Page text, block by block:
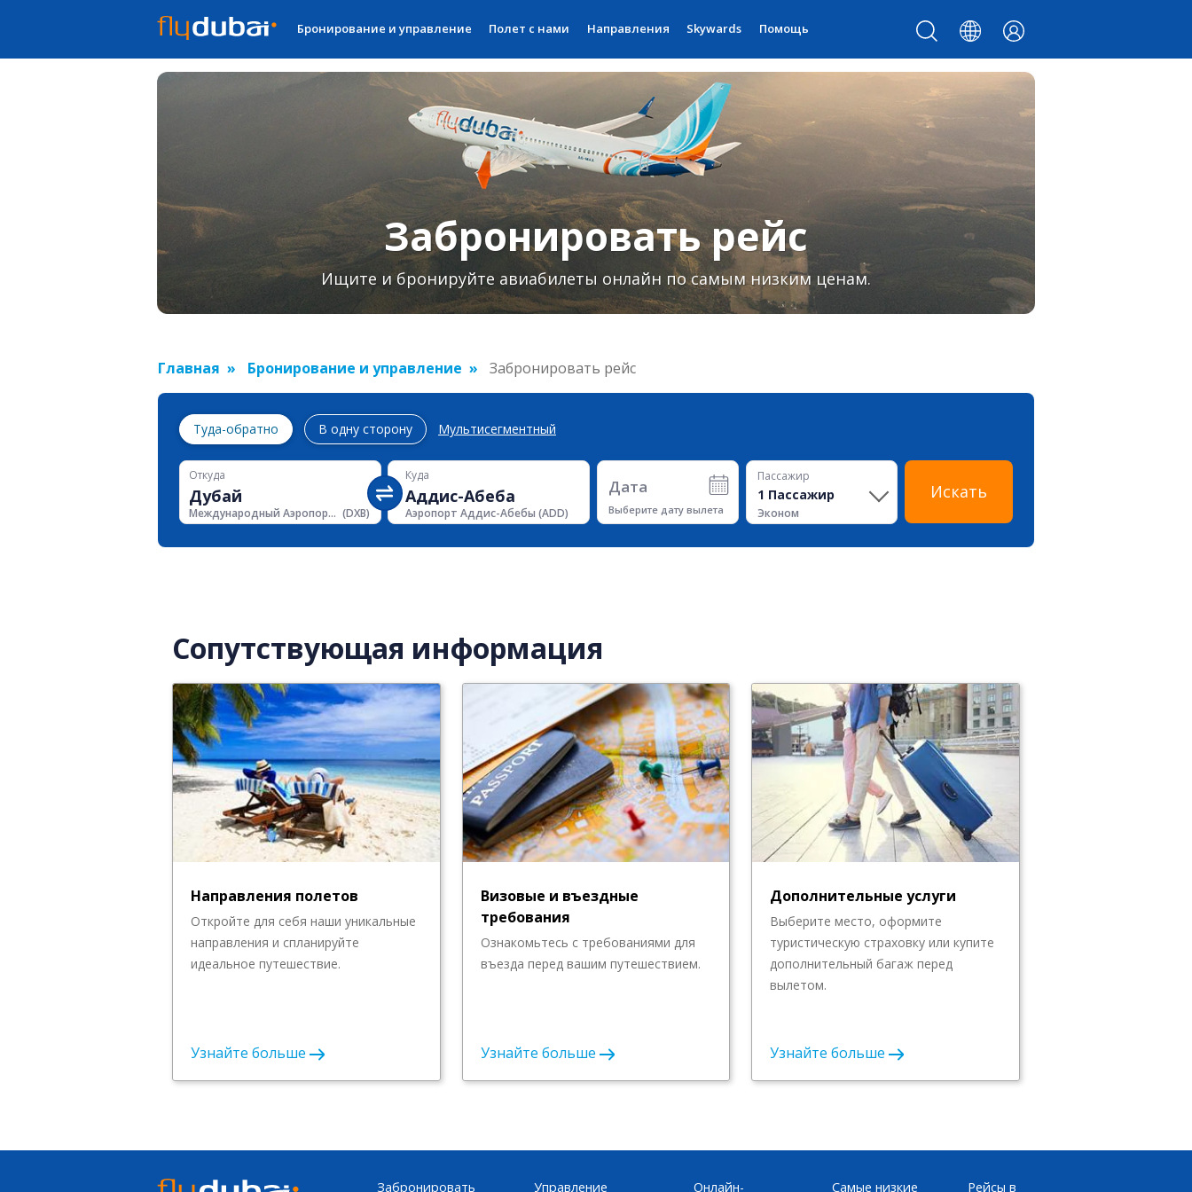
Бронирование и управление Полет с нами Направления Skywards Помощь
Забронировать рейс
Ищите и бронируйте авиабилеты онлайн по самым низким ценам.
Главная Бронирование и управление Забронировать рейс
Туда-обратно В одну сторону Мультисегментный
Откуда
Международный Аэропорт Дубая (DXB)
Куда
Аэропорт Аддис-Абебы (ADD)
Дата
Выберите дату вылета
Пассажир
1 Пассажир
Эконом
Искать
Сопутствующая информация
Направления полетов
Откройте для себя наши уникальные
направления и спланируйте
идеальное путешествие.
Узнайте больше
Визовые и въездные
требования
Ознакомьтесь с требованиями для
въезда перед вашим путешествием.
Узнайте больше
Дополнительные услуги
Выберите место, оформите
туристическую страховку или купите
дополнительный багаж перед
вылетом.
Узнайте больше
Забронировать Управление Онлайн- Самые низкие Рейсы в